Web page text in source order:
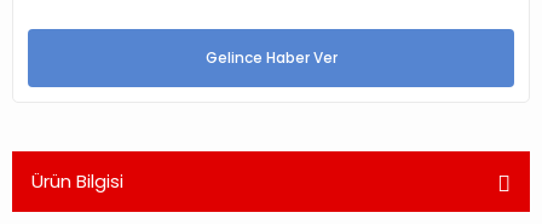
Gelince Haber Ver
Ürün Bilgisi